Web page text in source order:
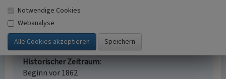
Erfassungsmaßstab
i.d.R. 1:5.000 (größer als 1:20.000)
Erfassungsmethode
Auswertung historischer Karten,
Literaturauswertung, Fernerkundung
Historischer Zeitraum
Beginn vor 1862
Notwendige Cookies
Webanalyse